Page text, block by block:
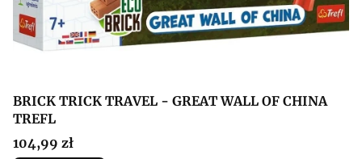
BRICK TRICK TRAVEL - GREAT WALL OF CHINA
TREFL
Cena
104,99 zł